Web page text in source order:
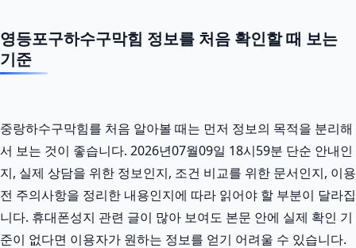
영등포구하수구막힘 정보를 처음 확인할 때 보는
기준
중랑하수구막힘를 처음 알아볼 때는 먼저 정보의 목적을 분리해
서 보는 것이 좋습니다. 2026년07월09일 18시59분 단순 안내인
지, 실제 상담을 위한 정보인지, 조건 비교를 위한 문서인지, 이용
전 주의사항을 정리한 내용인지에 따라 읽어야 할 부분이 달라집
니다. 휴대폰성지 관련 글이 많아 보여도 본문 안에 실제 확인 기
준이 없다면 이용자가 원하는 정보를 얻기 어려울 수 있습니다.